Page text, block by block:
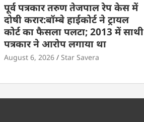
पूर्व पत्रकार तरुण तेजपाल रेप केस में
दोषी करार:बॉम्बे हाईकोर्ट ने ट्रायल
कोर्ट का फैसला पलटा; 2013 में साथी
पत्रकार ने आरोप लगाया था
August 6, 2026 Star Savera